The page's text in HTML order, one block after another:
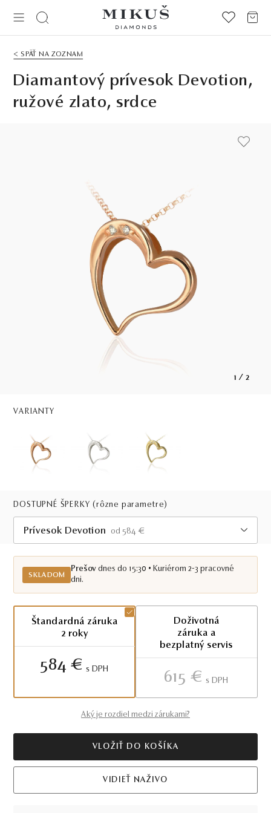
< SPÄŤ NA ZOZNAM
Diamantový prívesok Devotion,
ružové zlato, srdce
1 / 2
VARIANTY
DOSTUPNÉ ŠPERKY(rôzne parametre)
Prívesok Devotion
od 584 €
Skladom PO
SKLADOM
Prešov dnes do 15:30 • Kuriérom 2-3 pracovné
dni.
Štandardná záruka
2 roky
584 € S DPH
Doživotná
záruka a
bezplatný servis
615 € S DPH
Aký je rozdiel medzi zárukami?
VLOŽIŤ DO KOŠÍKA
VIDIEŤ NAŽIVO